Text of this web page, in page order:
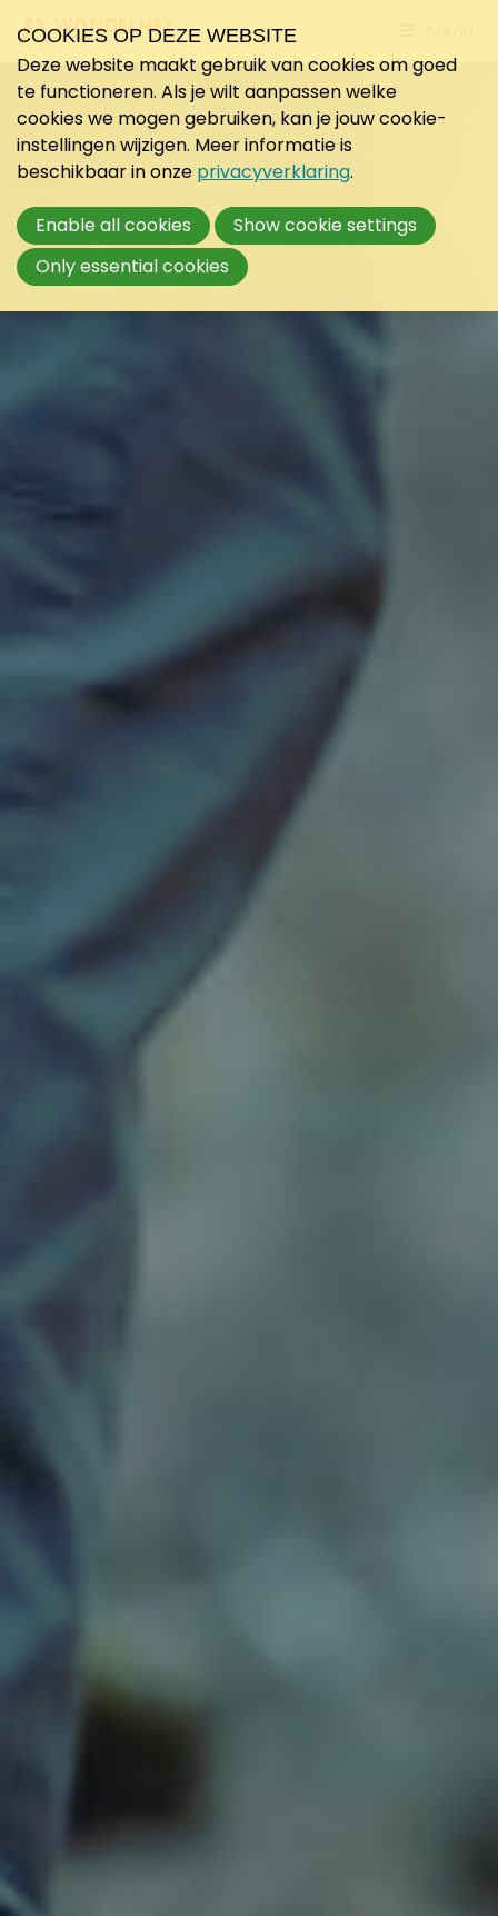
to
COOKIES OP DEZE WEBSITE
Deze website maakt gebruik van cookies om goed
te functioneren. Als je wilt aanpassen welke
cookies we mogen gebruiken, kan je jouw cookie-
instellingen wijzigen. Meer informatie is
beschikbaar in onze privacyverklaring.
Enable all cookies
Show cookie settings
Only essential cookies